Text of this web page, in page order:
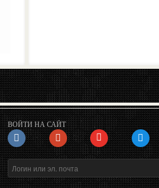
ВОЙТИ НА САЙТ